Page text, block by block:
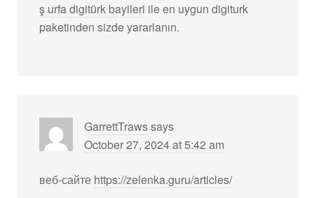
ş urfa digitürk bayileri ile en uygun digiturk
paketinden sizde yararlanın.
GarrettTrawssays
October 27, 2024 at 5:42 am
веб-сайте https://zelenka.guru/articles/